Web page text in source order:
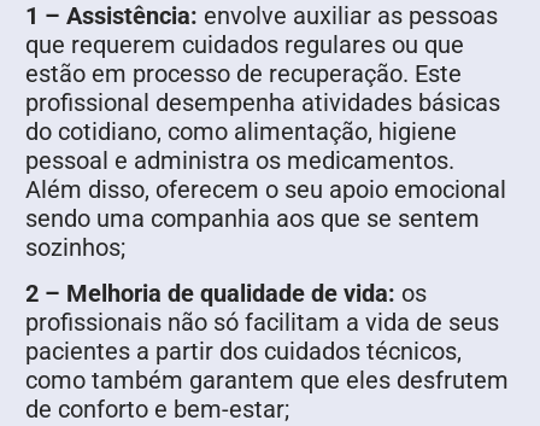
1 – Assistência: envolve auxiliar as pessoas
que requerem cuidados regulares ou que
estão em processo de recuperação. Este
profissional desempenha atividades básicas
do cotidiano, como alimentação, higiene
pessoal e administra os medicamentos.
Além disso, oferecem o seu apoio emocional
sendo uma companhia aos que se sentem
sozinhos;
2 – Melhoria de qualidade de vida: os
profissionais não só facilitam a vida de seus
pacientes a partir dos cuidados técnicos,
como também garantem que eles desfrutem
de conforto e bem-estar;